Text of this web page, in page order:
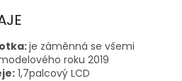
je záměnná se všemi
roku 2019
1,7palcový LCD